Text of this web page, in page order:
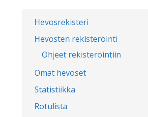
Hevosrekisteri
Hevosten rekisteröinti
Ohjeet rekisteröintiin
Omat hevoset
Statistiikka
Rotulista